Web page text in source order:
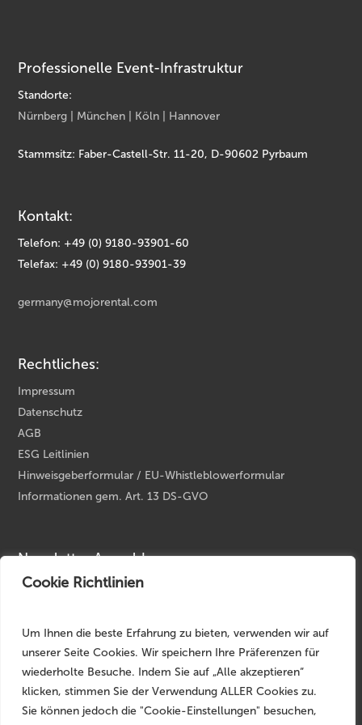
Cookie Richtlinien
Um Ihnen die beste Erfahrung zu bieten, verwenden wir auf
unserer Seite Cookies. Wir speichern Ihre Präferenzen für
wiederholte Besuche. Indem Sie auf „Alle akzeptieren“
klicken, stimmen Sie der Verwendung ALLER Cookies zu.
Sie können jedoch die "Cookie-Einstellungen" besuchen,
Professionelle Event-Infrastruktur
Standorte:
Nürnberg | München | Köln | Hannover
Stammsitz: Faber-Castell-Str. 11-20, D-90602 Pyrbaum
Kontakt:
Telefon: +49 (0) 9180-93901-60
Telefax: +49 (0) 9180-93901-39
germany@mojorental.com
Rechtliches:
Impressum
Datenschutz
AGB
ESG Leitlinien
Hinweisgeberformular / EU-Whistleblowerformular
Informationen gem. Art. 13 DS-GVO
Newsletter Anmeldung